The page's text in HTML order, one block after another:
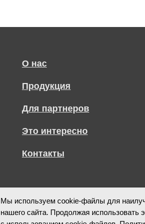
Продукция
О нас
Для партнеров
Это интересно
Контакты
Мы используем cookie-файлы для
нашего сайта. Продолжая использовать